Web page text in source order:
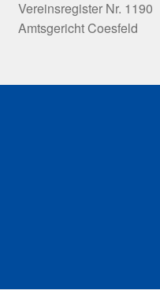
Vereinsregister Nr. 1190
Amtsgericht Coesfeld